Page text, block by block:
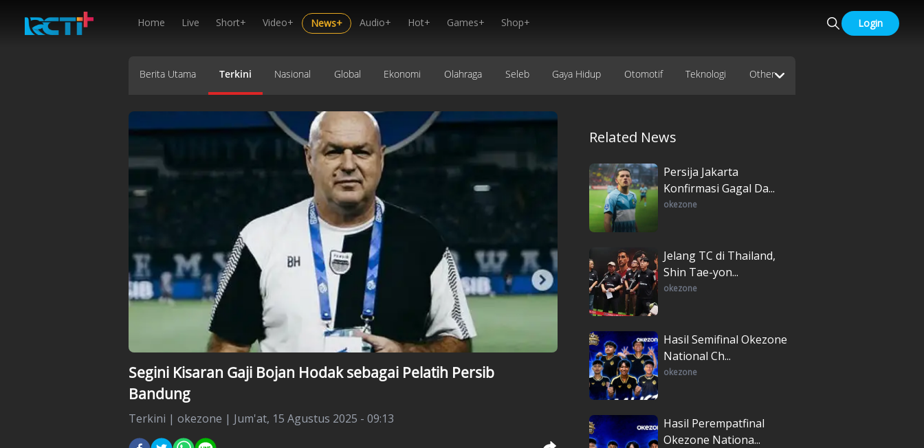
Home Live Short+ Video+ News+ Audio+ Hot+ Games+ Shop+ Login
Berita Utama Terkini Nasional Global Ekonomi Olahraga Seleb Gaya Hidup Otomotif Teknologi Other
Segini Kisaran Gaji Bojan Hodak sebagai Pelatih Persib
Bandung
Terkini | okezone | Jum'at, 15 Agustus 2025 - 09:13
Related News
Persija Jakarta
Konfirmasi Gagal Da...
okezone
Jelang TC di Thailand,
Shin Tae-yon...
okezone
Hasil Semifinal Okezone
National Ch...
okezone
Hasil Perempatfinal
Okezone Nationa...